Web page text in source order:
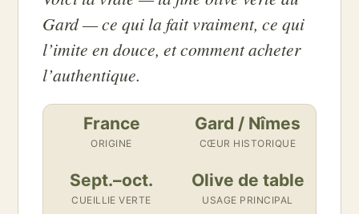
Gard — ce qui la fait vraiment, ce qui
l’imite en douce, et comment acheter
l’authentique.
France
ORIGINE
Gard / Nîmes
CŒUR HISTORIQUE
Sept.–oct.
CUEILLIE VERTE
Olive de table
USAGE PRINCIPAL